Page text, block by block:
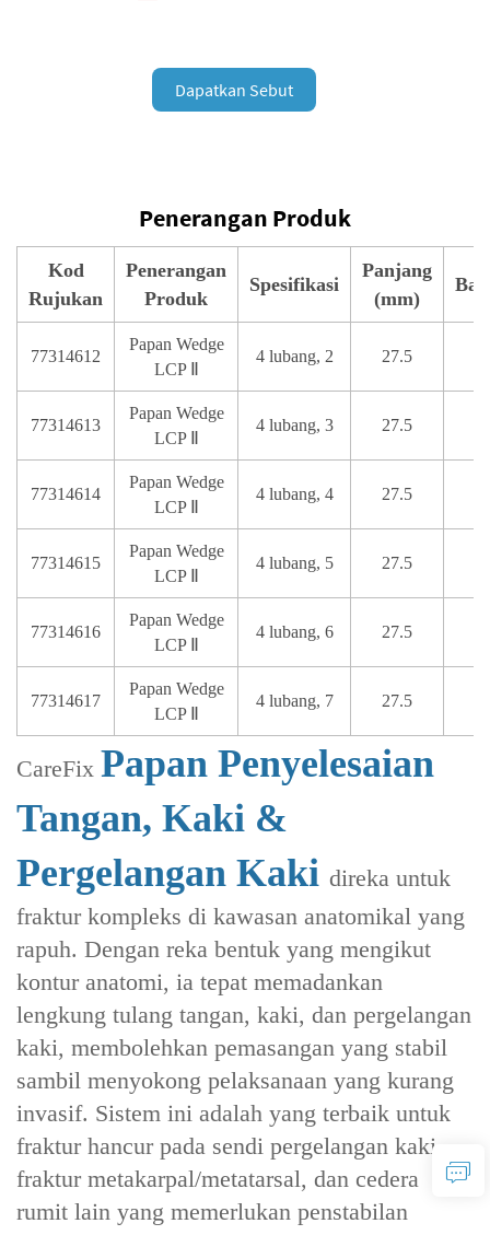
Dapatkan Sebut
Penerangan Produk
Kod
Rujukan
Penerangan
Produk
Spesifikasi
Panjang
(mm)
77314612
Papan Wedge
LCP Ⅱ
4 lubang, 2 27.5
77314613
Papan Wedge
LCP Ⅱ
4 lubang, 3 27.5
77314614
Papan Wedge
LCP Ⅱ
4 lubang, 4 27.5
77314615
Papan Wedge
LCP Ⅱ
4 lubang, 5 27.5
77314616
Papan Wedge
LCP Ⅱ
4 lubang, 6 27.5
77314617
Papan Wedge
LCP Ⅱ
4 lubang, 7 27.5
CareFix Papan Penyelesaian
Tangan, Kaki &
Pergelangan Kaki direka untuk
fraktur kompleks di kawasan anatomikal yang
rapuh. Dengan reka bentuk yang mengikut
kontur anatomi, ia tepat memadankan
lengkung tulang tangan, kaki, dan pergelangan
kaki, membolehkan pemasangan yang stabil
sambil menyokong pelaksanaan yang kurang
invasif. Sistem ini adalah yang terbaik untuk
fraktur hancur pada sendi pergelangan kaki,
fraktur metakarpal/metatarsal, dan cedera
rumit lain yang memerlukan penstabilan